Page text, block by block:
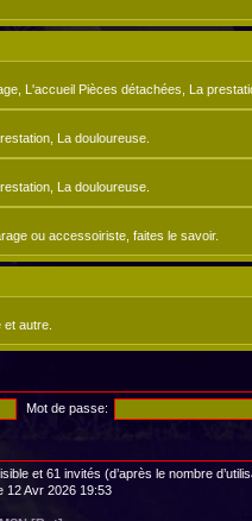
L'accueil Pièces détachées, La
La douloureuse.
La douloureuse.
ou accessoiriste, faites le savoir.
autre.
Mot de passe:
et 61 invités (d’après le nombre
12 Avr 2026 19:53